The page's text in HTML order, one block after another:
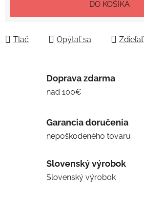
DO KOŠÍKA
Tlač Opýtať sa Zdieľať
Doprava zdarma
nad 100€
Garancia doručenia
nepoškodeného tovaru
Slovenský výrobok
Slovenský výrobok